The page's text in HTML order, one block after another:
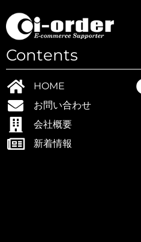
Contents
HOME
お問い合わせ
会社概要
新着情報